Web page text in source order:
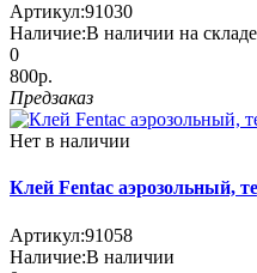
Артикул:91030
Наличие:В наличии на
0
800р.
Предзаказ
Нет в наличии
Клей Fentac аэрозольный,
Артикул:91058
Наличие:В наличии